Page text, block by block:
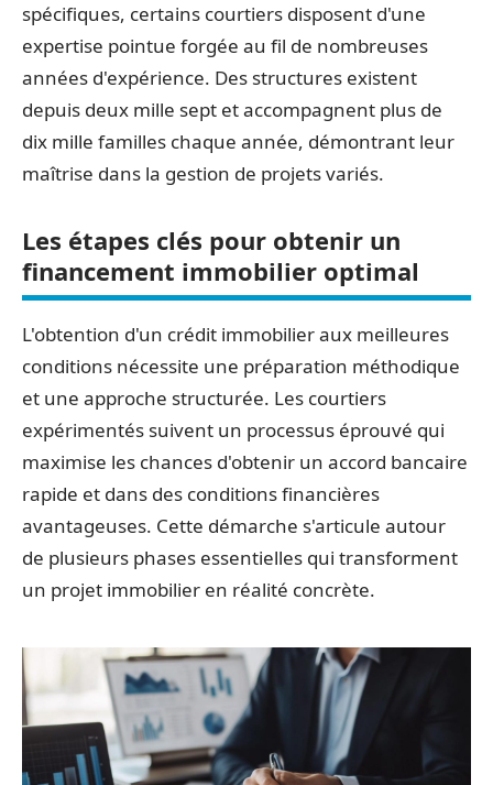
spécifiques, certains courtiers disposent d'une
expertise pointue forgée au fil de nombreuses
années d'expérience. Des structures existent
depuis deux mille sept et accompagnent plus de
dix mille familles chaque année, démontrant leur
maîtrise dans la gestion de projets variés.
Les étapes clés pour obtenir un
financement immobilier optimal
L'obtention d'un crédit immobilier aux meilleures
conditions nécessite une préparation méthodique
et une approche structurée. Les courtiers
expérimentés suivent un processus éprouvé qui
maximise les chances d'obtenir un accord bancaire
rapide et dans des conditions financières
avantageuses. Cette démarche s'articule autour
de plusieurs phases essentielles qui transforment
un projet immobilier en réalité concrète.